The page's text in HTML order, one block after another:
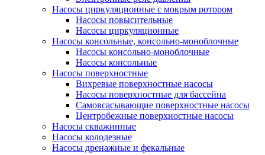
Насосы циркуляционные с мокрым ротором
Насосы повысительные
Насосы циркуляционные
Насосы консольные, консольно-моноблочные
Насосы консольно-моноблочные
Насосы консольные
Насосы поверхностные
Вихревые поверхностные насосы
Насосы поверхностные для бассейна
Самовсасывающие поверхностные насосы
Центробежные поверхностные насосы
Насосы скважинные
Насосы колодезные
Насосы дренажные и фекальные